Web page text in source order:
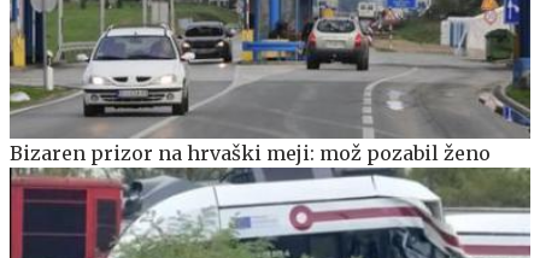
Bizaren prizor na hrvaški meji: mož pozabil ženo